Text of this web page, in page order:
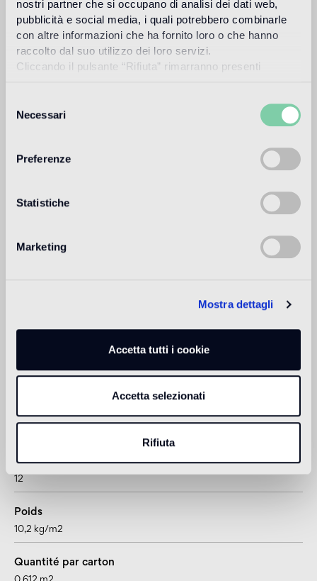
nostri partner che si occupano di analisi dei dati web,
pubblicità e social media, i quali potrebbero combinarle
con altre informazioni che ha fornito loro o che hanno
raccolto dal suo utilizzo dei loro servizi.
Cliccando il pulsante “Rifiuta” rimarranno presenti
tecnici.
delNecessari
Preferenze
Statistiche
Marketing
Mostra dettagli
Accetta tutti i cookie
Accetta selezionati
Rifiuta
Sol intérieur
alto traffico in ambienti residenziali: medio traffico in ambienti
commerciali
Sol extérieur
Piscine et SPA
Revêtement intérieur
Informations sur le produit
Pièces par carton
12
Poids
10,2 kg/m2
Quantité par carton